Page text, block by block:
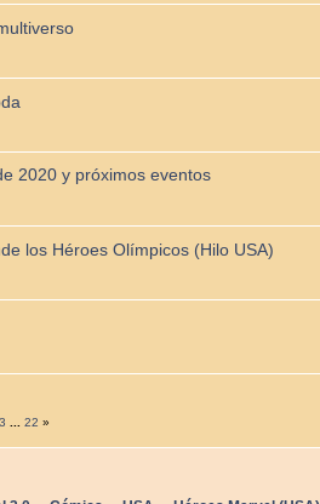
2020 y próximos eventos
los Héroes Olímpicos (Hilo USA)
3 ...22 »